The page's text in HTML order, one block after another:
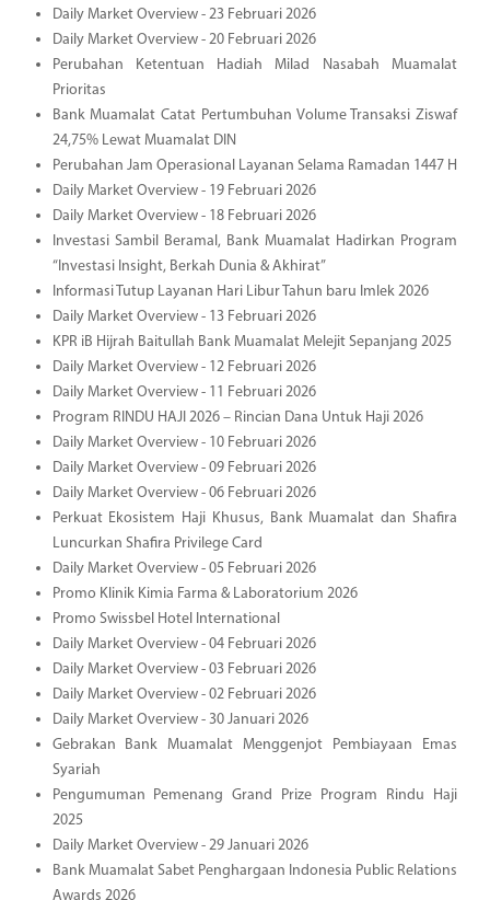
Daily Market Overview - 23 Februari 2026
Daily Market Overview - 20 Februari 2026
Perubahan Ketentuan Hadiah Milad Nasabah Muamalat
Prioritas
Bank Muamalat Catat Pertumbuhan Volume Transaksi Ziswaf
24,75% Lewat Muamalat DIN
Perubahan Jam Operasional Layanan Selama Ramadan 1447 H
Daily Market Overview - 19 Februari 2026
Daily Market Overview - 18 Februari 2026
Investasi Sambil Beramal, Bank Muamalat Hadirkan Program
“Investasi Insight, Berkah Dunia & Akhirat”
Informasi Tutup Layanan Hari Libur Tahun baru Imlek 2026
Daily Market Overview - 13 Februari 2026
KPR iB Hijrah Baitullah Bank Muamalat Melejit Sepanjang 2025
Daily Market Overview - 12 Februari 2026
Daily Market Overview - 11 Februari 2026
Program RINDU HAJI 2026 – Rincian Dana Untuk Haji 2026
Daily Market Overview - 10 Februari 2026
Daily Market Overview - 09 Februari 2026
Daily Market Overview - 06 Februari 2026
Perkuat Ekosistem Haji Khusus, Bank Muamalat dan Shafira
Luncurkan Shafira Privilege Card
Daily Market Overview - 05 Februari 2026
Promo Klinik Kimia Farma & Laboratorium 2026
Promo Swissbel Hotel International
Daily Market Overview - 04 Februari 2026
Daily Market Overview - 03 Februari 2026
Daily Market Overview - 02 Februari 2026
Daily Market Overview - 30 Januari 2026
Gebrakan Bank Muamalat Menggenjot Pembiayaan Emas
Syariah
Pengumuman Pemenang Grand Prize Program Rindu Haji
2025
Daily Market Overview - 29 Januari 2026
Bank Muamalat Sabet Penghargaan Indonesia Public Relations
Awards 2026